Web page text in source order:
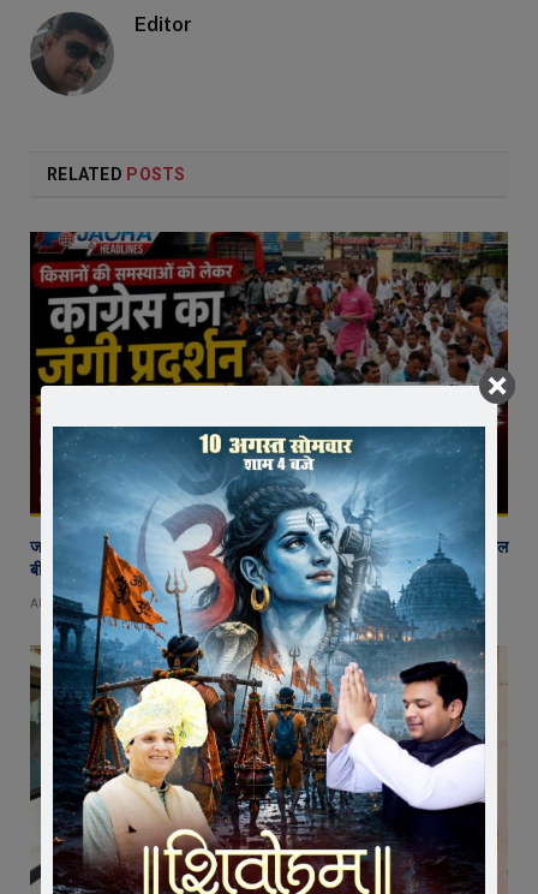
Editor
RELATED POSTS
जावरा में किसानों और कांग्रेस का जंगी प्रदर्शन, राजस्व विभाग में भ्रष्टाचार और फसल
बीमा पर जताया आक्रोश
AUGUST 6, 2026